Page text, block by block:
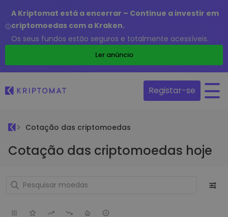
A Kriptomat está a encerrar – Continue a investir em
criptomoedas com a Kraken.
Os seus fundos estão seguros e totalmente acessíveis.
Ler anúncio
Registar-se
Cotação das criptomoedas
Cotação das criptomoedas hoje